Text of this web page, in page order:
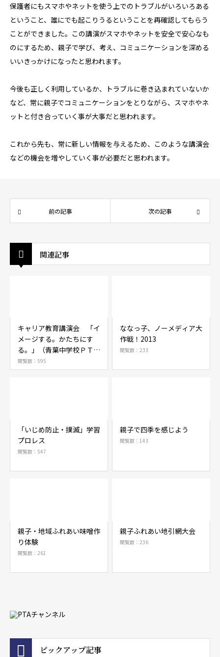
保護者にもスマホやネットを使う上でのトラブルがいろいろある
ということ、誰にでも起こりうるということを再確認してもらう
ことができました。この講演がスマホやネットを安全で安心なも
のにするため、親子で学び、考え、コミュニケーションを深める
いいきっかけになったと思われます。
今後も正しく利用しているか、トラブルに巻き込まれていないか
など、常に親子でコミュニケーションをとりながら、スマホやネ
ットと付き合っていく事が大事だと思われます。
これから先も、常に新しい情報を与えるため、このような講演会
などの機会を増やしていく事が必要だと思われます。
前の記事 次の記事
関連記事
キャリア教育講演会 「イ
メージする。かたちにす
る。」（青葉中学校ＰＴ
Ａ）
閲覧数：595
ななっ子、ノーメディア大
作戦！2013
閲覧数：233
「いじめ防止・撲滅」学習
プロレス
閲覧数：547
親子で四季を感じよう
閲覧数：143
親子・地域ふれあい味噌作
り体験
閲覧数：261
親子ふれあい地引網大会
閲覧数：236
ピックアップ記事